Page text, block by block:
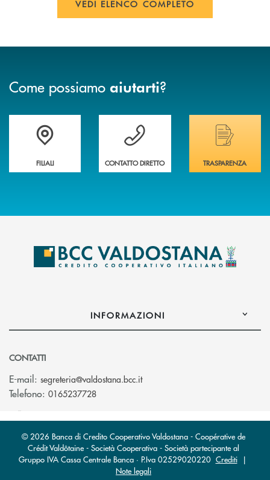
VEDI ELENCO COMPLETO
Come possiamo aiutarti?
Trova la filiale più vicina a te
FILIALI
Hai bisogno di assistenza immediata ?
CONTATTO DIRETTO
Hai bisogno di
TRASPARENZA
INFORMAZIONI
CONTATTI
E-mail: segreteria@valdostana.bcc.it(si apre l’app di posta
Telefono: 0165237728
© 2026 Banca di Credito Cooperativo Valdostana - Coopérative de
Crédit Valdôtaine - Società Cooperativa - Società partecipante al
Gruppo IVA Cassa Centrale Banca · P.Iva 02529020220 Crediti|
Note legali